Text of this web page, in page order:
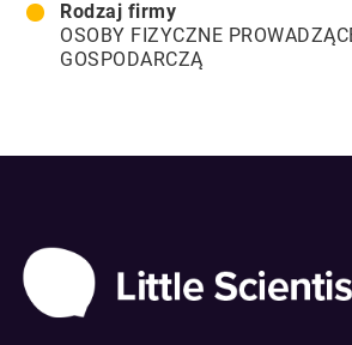
Rodzaj firmy
OSOBY FIZYCZNE
GOSPODARCZĄ